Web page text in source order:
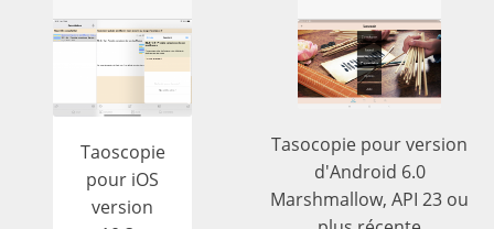
Taoscopie
pour iOS
version
Tasocopie pour version
d'Android 6.0
Marshmallow, API 23 ou